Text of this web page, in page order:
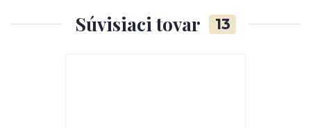
Súvisiaci tovar 13